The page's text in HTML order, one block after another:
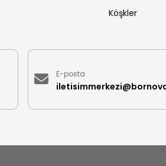
Köşkler
E-posta